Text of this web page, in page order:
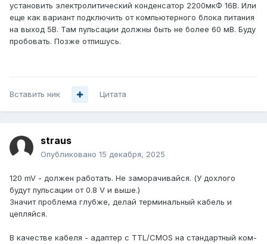
установить электролитический конденсатор 2200мкФ 16В. Или
еще как вариант подключить от компьютерного блока питания
на выход 5В. Там пульсации должны быть не более 60 мВ. Буду
пробовать. Позже отпишусь.
Вставить ник Цитата
straus
Опубликовано 15 декабря, 2025
120 mV - должен работать. Не заморачивайся. (У дохлого
будут пульсации от 0.8 V и выше.)
Значит проблема глубже, делай терминальный кабель и
цепляйся.
В качестве кабеля - адаптер с TTL/CMOS на стандартный ком-